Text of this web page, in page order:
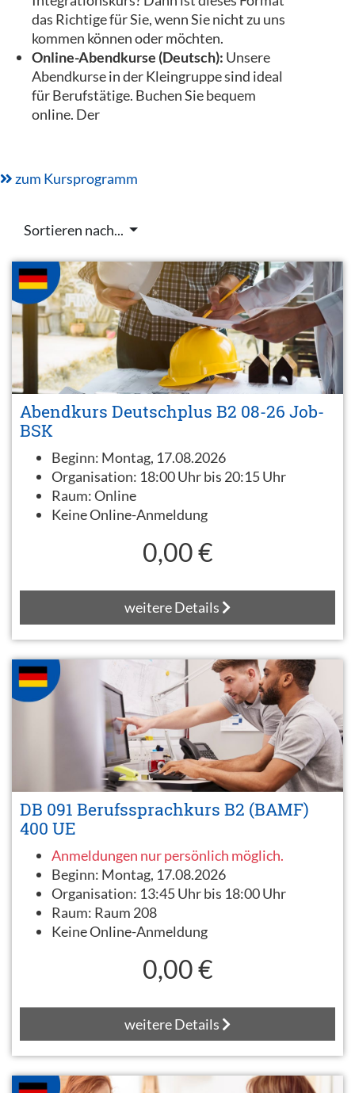
das Richtige für Sie, wenn Sie nicht zu uns
kommen können oder möchten.
Online-Abendkurse (Deutsch): Unsere
Abendkurse in der Kleingruppe sind ideal
für Berufstätige. Buchen Sie bequem
online. Der
zum Kursprogramm
Sortieren nach...
Abendkurs Deutschplus B2 08-26 Job-
BSK
Beginn: Montag, 17.08.2026
Organisation: 18:00 Uhr bis 20:15 Uhr
Raum:Online
Keine Online-Anmeldung
0,00 €
weitere Details
DB 091 Berufssprachkurs B2 (BAMF)
400 UE
Anmeldungen nur persönlich möglich.
Beginn: Montag, 17.08.2026
Organisation: 13:45 Uhr bis 18:00 Uhr
Raum: Raum 208
Keine Online-Anmeldung
0,00 €
weitere Details